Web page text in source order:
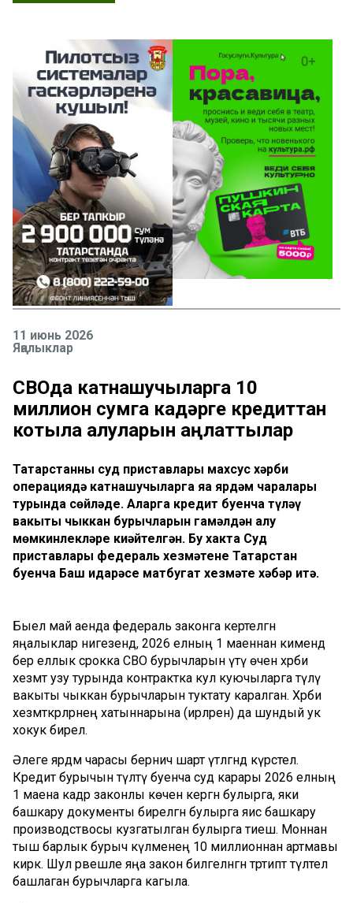
11 июнь 2026
Яңалыклар
СВОда катнашучыларга 10
миллион сумга кадәрге кредиттан
котыла алуларын аңлаттылар
Татарстанның суд приставлары махсус хәрби
операциядә катнашучыларга яңа ярдәм чаралары
турында сөйләде. Аларга кредит буенча түләү
вакыты чыккан бурычларын гамәлдән алу
мөмкинлекләре киңәйтелгән. Бу хакта Суд
приставлары федераль хезмәтенең Татарстан
буенча Баш идарәсе матбугат хезмәте хәбәр итә.
Быел май аенда федераль законга кертелгән
яңалыклар нигезендә, 2026 елның 1 маеннан кимендә
бер еллык срокка СВО бурычларын үтәү өчен хәрби
хезмәт узу турында контрактка кул куючыларга түләү
вакыты чыккан бурычларын туктату каралган. Хәрби
хезмәткәрләрнең хатыннарына (ирләренә) да шундый ук
хокук бирелә.
Әлеге ярдәм чарасы берничә шарт үтәлгәндә күрсәтелә.
Кредит бурычын түләтү буенча суд карары 2026 елның
1 маена кадәр законлы көченә кергән булырга, яки
башкару документы бирелгән булырга яисә башкару
производствосы кузгатылган булырга тиеш. Моннан
тыш барлык бурыч күләменең 10 миллионнан артмавы
кирәк. Шул рәвешле яңа закон билгеләнгән тәртиптә түләтелә
башлаган бурычларга кагыла.